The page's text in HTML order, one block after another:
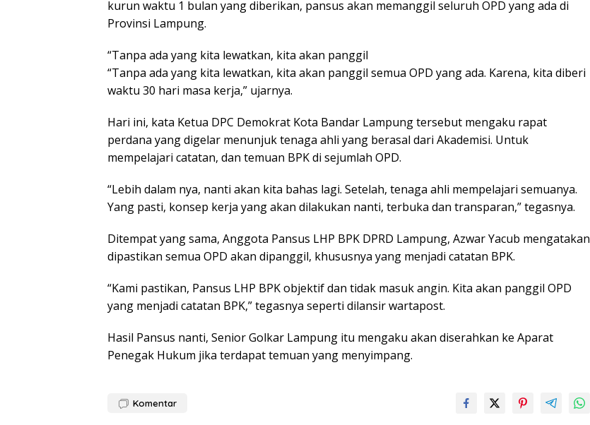
kurun waktu 1 bulan yang diberikan, pansus akan memanggil seluruh OPD yang ada di
Provinsi Lampung.
“Tanpa ada yang kita lewatkan, kita akan panggil
“Tanpa ada yang kita lewatkan, kita akan panggil semua OPD yang ada. Karena, kita diberi
waktu 30 hari masa kerja,” ujarnya.
Hari ini, kata Ketua DPC Demokrat Kota Bandar Lampung tersebut mengaku rapat
perdana yang digelar menunjuk tenaga ahli yang berasal dari Akademisi. Untuk
mempelajari catatan, dan temuan BPK di sejumlah OPD.
“Lebih dalam nya, nanti akan kita bahas lagi. Setelah, tenaga ahli mempelajari semuanya.
Yang pasti, konsep kerja yang akan dilakukan nanti, terbuka dan transparan,” tegasnya.
Ditempat yang sama, Anggota Pansus LHP BPK DPRD Lampung, Azwar Yacub mengatakan
dipastikan semua OPD akan dipanggil, khususnya yang menjadi catatan BPK.
“Kami pastikan, Pansus LHP BPK objektif dan tidak masuk angin. Kita akan panggil OPD
yang menjadi catatan BPK,” tegasnya seperti dilansir wartapost.
Hasil Pansus nanti, Senior Golkar Lampung itu mengaku akan diserahkan ke Aparat
Penegak Hukum jika terdapat temuan yang menyimpang.
Komentar